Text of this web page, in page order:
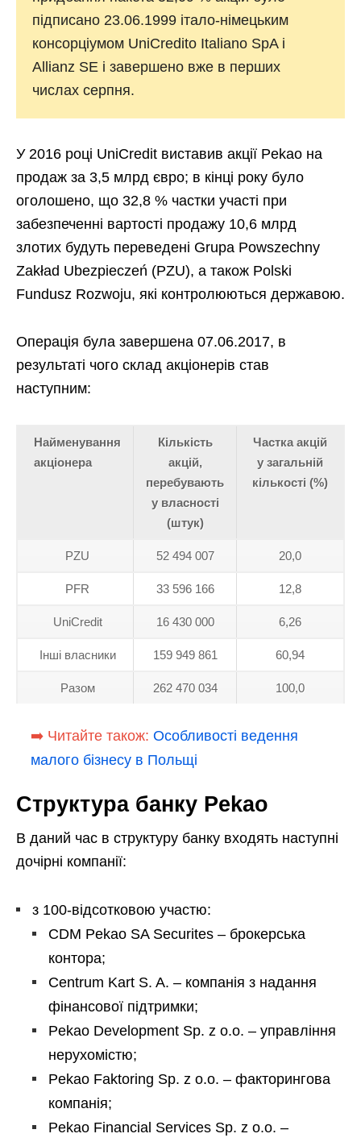
підписано 23.06.1999 італо-німецьким
консорціумом UniCredito Italiano SpA і
Allianz SE і завершено вже в перших
числах серпня.
У 2016 році UniCredit виставив акції Pekao на
продаж за 3,5 млрд євро; в кінці року було
оголошено, що 32,8 % частки участі при
забезпеченні вартості продажу 10,6 млрд
злотих будуть переведені Grupa Powszechny
Zakład Ubezpieczeń (PZU), а також Polski
Fundusz Rozwoju, які контролюються державою.
Операція була завершена 07.06.2017, в
результаті чого склад акціонерів став
наступним:
Найменування
акціонера
Кількість
акцій,
перебувають
у власності
(штук)
Частка акцій
у загальній
кількості (%)
PZU 52 494 007 20,0
PFR 33 596 166 12,8
UniCredit 16 430 000 6,26
Інші власники 159 949 861 60,94
Разом 262 470 034 100,0
➡️ Читайте також: Особливості ведення
малого бізнесу в Польщі
Структура банку Pekao
В даний час в структуру банку входять наступні
дочірні компанії:
з 100-відсотковою участю:
CDM Pekao SA Securites – брокерська
контора;
Centrum Kart S. A. – компанія з надання
фінансової підтримки;
Pekao Development Sp. z o.o. – управління
нерухомістю;
Pekao Faktoring Sp. z o.o. – факторингова
компанія;
Pekao Financial Services Sp. z o.o. –